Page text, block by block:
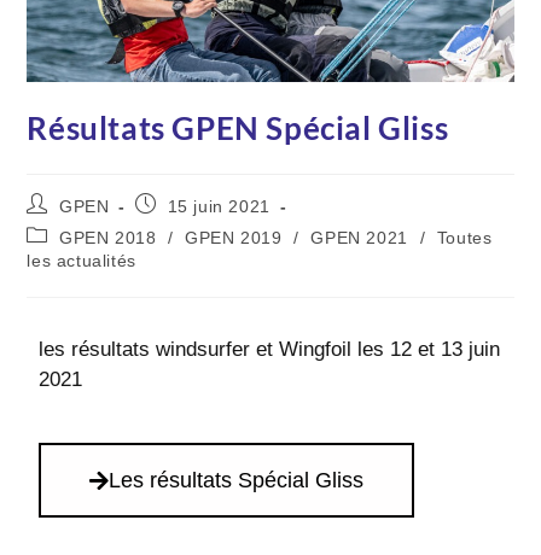
Résultats GPEN Spécial Gliss
GPEN
15 juin 2021
GPEN 2018
/ GPEN 2019 / GPEN 2021 /
Toutes
les actualités
les résultats windsurfer et Wingfoil les 12 et 13 juin
2021
Les résultats Spécial Gliss